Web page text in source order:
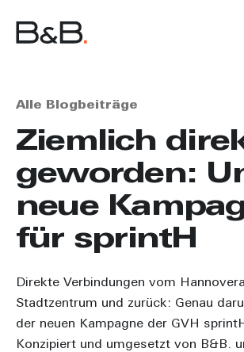
Alle Blogbeiträge
Ziemlich
geworden:
neue
für sprintH
Direkte Verbindungen vom
Stadtzentrum und zurück: Genau
der neuen Kampagne der GVH
Konzipiert und umgesetzt von B&B.